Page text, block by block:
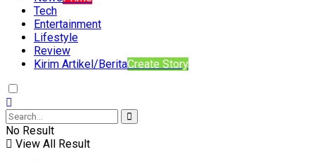
Tech
Entertainment
Lifestyle
Review
Kirim Artikel/BeritaCreate Story
No Result
View All Result